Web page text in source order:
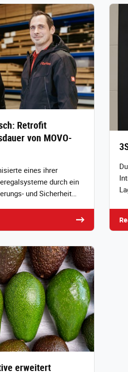
Retrofit
von MOVO-
eines ihrer
durch ein
und Sicherheit…
erweitert